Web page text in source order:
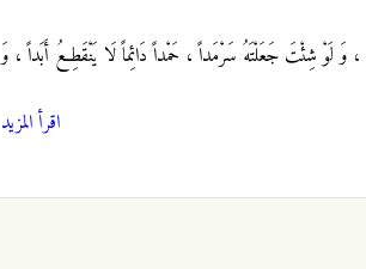
، وَ لَوْ شِئْتَ جَعَلْتَهُ سَرْمَداً ، حَمْداً دَائِماً لَا يَنْقَطِعُ أَبَداً ، وَ
اقرأ المزيد